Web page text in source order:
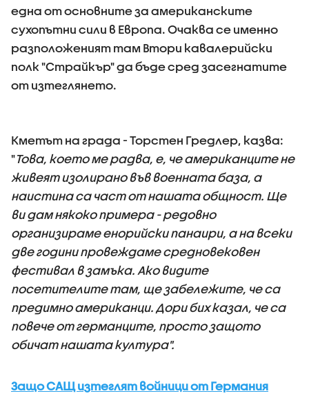
една от основните за американските
сухопътни сили в Европа. Очаква се именно
разположеният там Втори кавалерийски
полк "Страйкър" да бъде сред засегнатите
от изтеглянето.
Кметът на града - Торстен Гредлер, казва:
"Това, което ме радва, е, че американците не
живеят изолирано във военната база, а
наистина са част от нашата общност. Ще
ви дам някоко примера - редовно
организираме енорийски панаири, а на всеки
две години провеждаме средновековен
фестивал в замъка. Ако видите
посетителите там, ще забележите, че са
предимно американци. Дори бих казал, че са
повече от германците, просто защото
обичат нашата култура".
Защо САЩ изтеглят войници от Германия